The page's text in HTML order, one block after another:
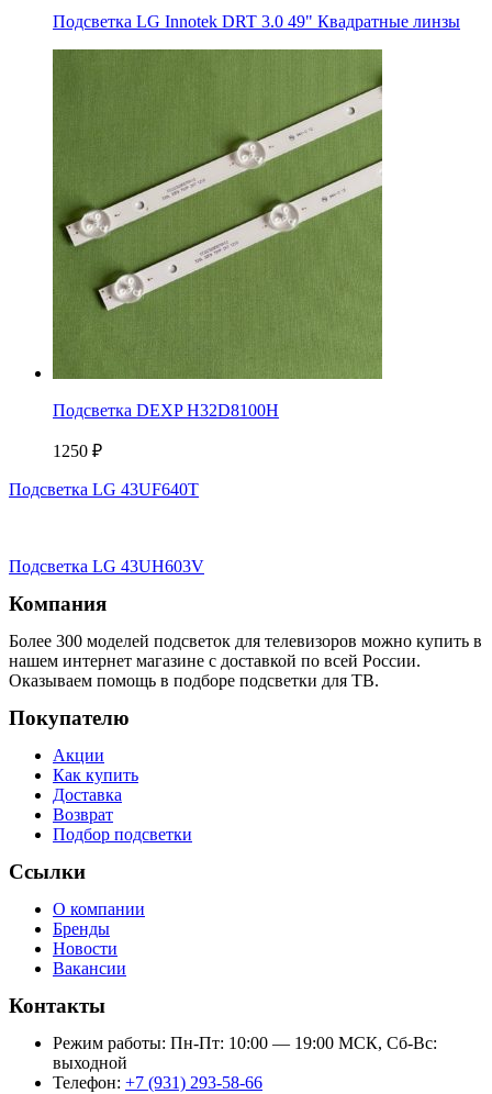
Подсветка LG Innotek DRT 3.0 49" Квадратные линзы
Подсветка DEXP H32D8100H
1250 ₽
Подсветка LG 43UF640T
Подсветка LG 43UH603V
Компания
Более 300 моделей подсветок для телевизоров можно купить в
нашем интернет магазине с доставкой по всей России.
Оказываем помощь в подборе подсветки для ТВ.
Покупателю
Акции
Как купить
Доставка
Возврат
Подбор подсветки
Ссылки
О компании
Бренды
Новости
Вакансии
Контакты
Режим работы: Пн-Пт: 10:00 — 19:00 МСК, Сб-Вс:
выходной
Телефон: +7 (931) 293-58-66